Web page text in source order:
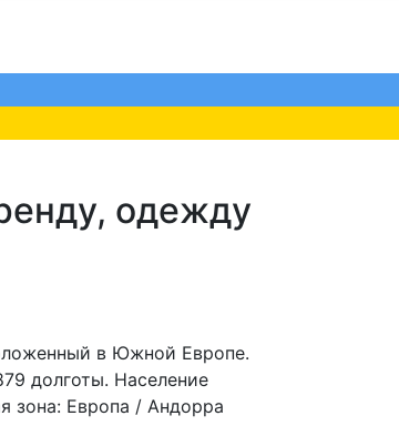
одежду
в Южной Европе.
долготы. Население
зона: Европа / Андорра